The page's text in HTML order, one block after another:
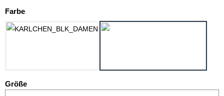
Farbeauswählen
Größeauswählen